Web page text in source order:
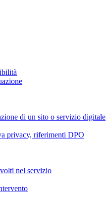
di un sito o servizio digitale
privacy, riferimenti DPO
nel servizio